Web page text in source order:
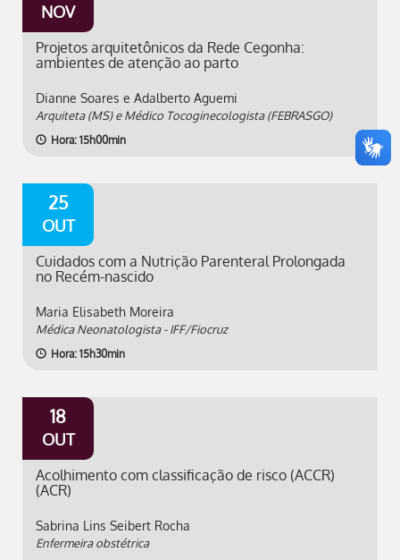
NOV
Projetos arquitetônicos da Rede Cegonha:
ambientes de atenção ao parto
Dianne Soares e Adalberto Aguemi
Arquiteta (MS) e Médico Tocoginecologista (FEBRASGO)
Hora: 15h00min
25
OUT
Cuidados com a Nutrição Parenteral Prolongada
no Recém-nascido
Maria Elisabeth Moreira
Médica Neonatologista - IFF/Fiocruz
Hora: 15h30min
18
OUT
Acolhimento com classificação de risco (ACCR)
(ACR)
Sabrina Lins Seibert Rocha
Enfermeira obstétrica